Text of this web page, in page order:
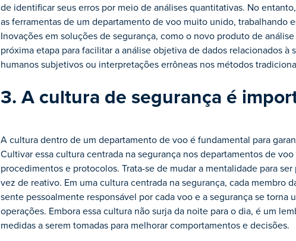
de identificar seus erros por meio de análises quantitativas. No
as ferramentas de um departamento de voo muito unido, trabalhando
Inovações em soluções de segurança, como o novo produto de
próxima etapa para facilitar a análise objetiva de dados relacionados
humanos subjetivos ou interpretações errôneas nos métodos
3. A cultura de segurança é
A cultura dentro de um departamento de voo é fundamental para
Cultivar essa cultura centrada na segurança nos departamentos de
procedimentos e protocolos. Trata-se de mudar a mentalidade para
vez de reativo. Em uma cultura centrada na segurança, cada membro
sente pessoalmente responsável por cada voo e a segurança se torna
operações. Embora essa cultura não surja da noite para o dia, é um
medidas a serem tomadas para melhorar comportamentos e decisões.